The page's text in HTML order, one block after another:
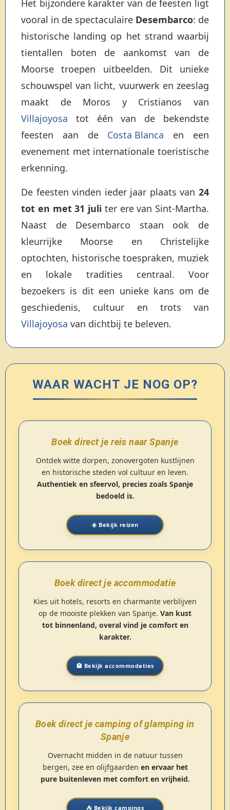
Het bijzondere karakter van de feesten ligt
vooral in de spectaculaire Desembarco: de
historische landing op het strand waarbij
tientallen boten de aankomst van de
Moorse troepen uitbeelden. Dit unieke
schouwspel van licht, vuurwerk en zeeslag
maakt de Moros y Cristianos van
Villajoyosa tot één van de bekendste
feesten aan de Costa Blanca en een
evenement met internationale toeristische
erkenning.
De feesten vinden ieder jaar plaats van 24
tot en met 31 juli ter ere van Sint-Martha.
Naast de Desembarco staan ook de
kleurrijke Moorse en Christelijke
optochten, historische toespraken, muziek
en lokale tradities centraal. Voor
bezoekers is dit een unieke kans om de
geschiedenis, cultuur en trots van
Villajoyosa van dichtbij te beleven.
WAAR WACHT JE NOG OP?
Boek direct je reis naar Spanje
Ontdek witte dorpen, zonovergoten kustlijnen
en historische steden vol cultuur en leven.
Authentiek en sfeervol, precies zoals Spanje
bedoeld is.
☀️ Bekijk reizen
Boek direct je accommodatie
Kies uit hotels, resorts en charmante verblijven
op de mooiste plekken van Spanje. Van kust
tot binnenland, overal vind je comfort en
karakter.
🏨 Bekijk accommodaties
Boek direct je camping of glamping in
Spanje
Overnacht midden in de natuur tussen
bergen, zee en olijfgaarden en ervaar het
pure buitenleven met comfort en vrijheid.
⛺ Bekijk campings